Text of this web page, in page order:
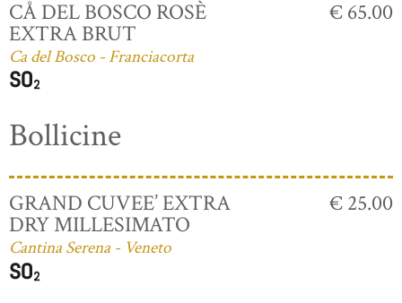
CÅ DEL BOSCO ROSÈ
EXTRA BRUT
Ca del Bosco - Franciacorta
€ 65.00
Bollicine
GRAND CUVEE’ EXTRA
DRY MILLESIMATO
Cantina Serena - Veneto
€ 25.00